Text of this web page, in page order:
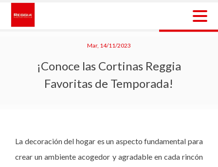
Skip
content
Mar, 14/11/2023
¡Conoce las Cortinas Reggia
Favoritas de Temporada!
La decoración del hogar es un aspecto fundamental para
crear un ambiente acogedor y agradable en cada rincón